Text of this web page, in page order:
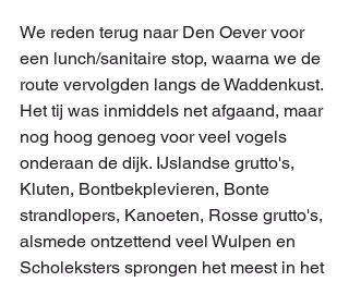
We reden terug naar Den Oever voor
een lunch/sanitaire stop, waarna we de
route vervolgden langs de Waddenkust.
Het tij was inmiddels net afgaand, maar
nog hoog genoeg voor veel vogels
onderaan de dijk. IJslandse grutto's,
Kluten, Bontbekplevieren, Bonte
strandlopers, Kanoeten, Rosse grutto's,
alsmede ontzettend veel Wulpen en
Scholeksters sprongen het meest in het